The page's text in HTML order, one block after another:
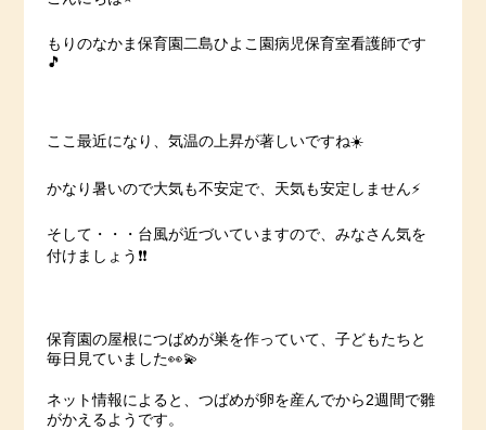
もりのなかま保育園二島ひよこ園病児保育室看護師です
🎵
ここ最近になり、気温の上昇が著しいですね☀️
かなり暑いので大気も不安定で、天気も安定しません⚡️
そして・・・台風が近づいていますので、みなさん気を
付けましょう❗️❗️
保育園の屋根につばめが巣を作っていて、子どもたちと
毎日見ていました👀💫
ネット情報によると、つばめが卵を産んでから2週間で雛
がかえるようです。